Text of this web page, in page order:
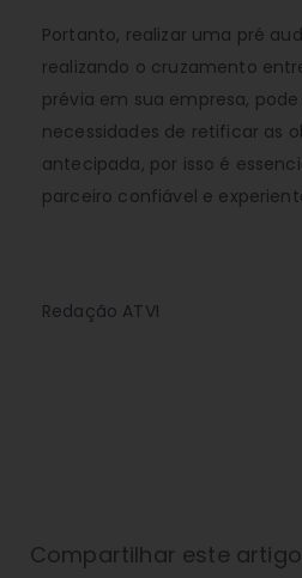
Portanto, realizar uma pré
realizando o cruzamento
prévia em sua empresa,
necessidades de retificar as
antecipada, por isso é
parceiro confiável e
Redação ATVI
Compartilhar este